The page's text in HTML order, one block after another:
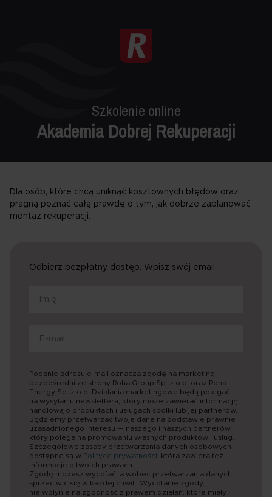
Szkolenie online
Akademia Dobrej Rekuperacji
Dla osób, które chcą uniknąć kosztownych błędów oraz
pragną poznać całą prawdę o tym, jak dobrze zaplanować
montaż rekuperacji.
Odbierz bezpłatny dostęp. Wpisz swój email
Podanie adresu e-mail oznacza zgodę na marketing
bezpośredni ze strony Roha Group Sp. z o.o. oraz Roha
Energy Sp. z o.o. Działania marketingowe będą polegać
na wysyłaniu newslettera, który może zawierać informację
handlową o produktach i usługach spółki lub jej partnerów.
Będziemy przetwarzać twoje dane na podstawie prawnie
uzasadnionego interesu — naszego i naszych partnerów,
który polega na promowaniu własnych produktów i usług.
Szczegółowe zasady przetwarzania danych osobowych
dostępne są w Polityce prywatności , która zawiera też
informacje o twoich prawach.
Zgodę możesz wycofać, a wobec przetwarzania danych
sprzeciwić się w każdej chwili. Wycofanie zgody
nie wpłynie na zgodność z prawem działań, które miały